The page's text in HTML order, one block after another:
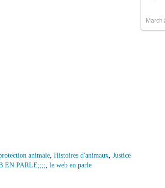
animale, Histoires d'animaux, Justice
EN PARLE;;;;, le web en parle
March